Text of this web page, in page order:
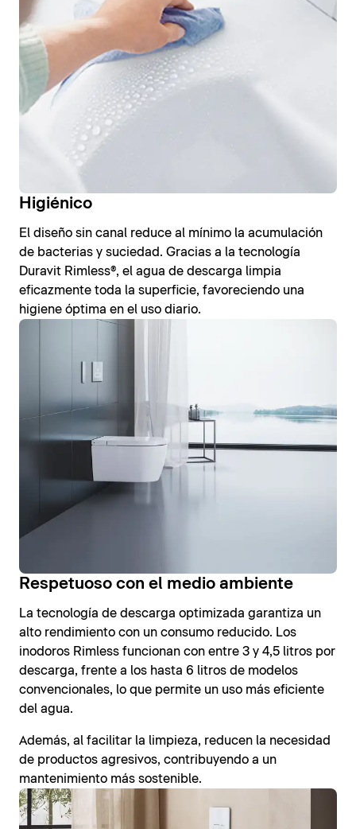
Higiénico
El diseño sin canal reduce al mínimo la acumulación
de bacterias y suciedad. Gracias a la tecnología
Duravit Rimless®, el agua de descarga limpia
eficazmente toda la superficie, favoreciendo una
higiene óptima en el uso diario.
Respetuoso con el medio ambiente
La tecnología de descarga optimizada garantiza un
alto rendimiento con un consumo reducido. Los
inodoros Rimless funcionan con entre 3 y 4,5 litros por
descarga, frente a los hasta 6 litros de modelos
convencionales, lo que permite un uso más eficiente
del agua.
Además, al facilitar la limpieza, reducen la necesidad
de productos agresivos, contribuyendo a un
mantenimiento más sostenible.